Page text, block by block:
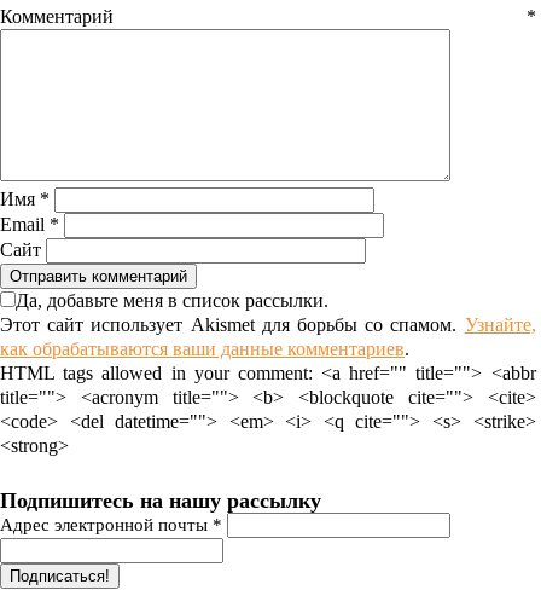
Комментарий *
Имя *
Email *
Сайт
Да, добавьте меня в список рассылки.
Этот сайт использует Akismet для борьбы со спамом. Узнайте,
как обрабатываются ваши данные комментариев.
HTML tags allowed in your comment: <a href="" title=""> <abbr
title=""> <acronym title=""> <b> <blockquote cite=""> <cite>
<code> <del datetime=""> <em> <i> <q cite=""> <s> <strike>
<strong>
Подпишитесь на нашу рассылку
Адрес электронной почты *